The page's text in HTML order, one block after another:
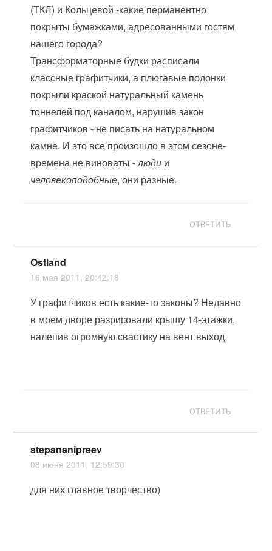
(ТКЛ) и Кольцевой -какие перманентно
покрыты бумажками, адресованными гостям
нашего города?
Трансформаторные будки расписали
классные графитчики, а плюгавые подонки
покрыли краской натуральный камень
тоннелей под каналом, нарушив закон
графитчиков - не писать на натуральном
камне. И это все произошло в этом сезоне-
времена не виноваты -люди и
человекоподобные, они разные.
ОТВЕТИТЬ
Ostland
16 мая 2011, 20:42:18
У графитчиков есть какие-то законы? Недавно
в моем дворе разрисовали крышу 14-этажки,
налепив огромную свастику на вент.выход.
ОТВЕТИТЬ
stepananipreev
08 июня 2011, 12:59:30
для них главное творчество)